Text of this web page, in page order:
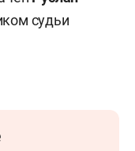
судьи